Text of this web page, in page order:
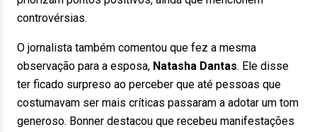
controvérsias.
O jornalista também comentou que fez a mesma
observação para a esposa, Natasha Dantas. Ele disse
ter ficado surpreso ao perceber que até pessoas que
costumavam ser mais críticas passaram a adotar um tom
generoso. Bonner destacou que recebeu manifestações